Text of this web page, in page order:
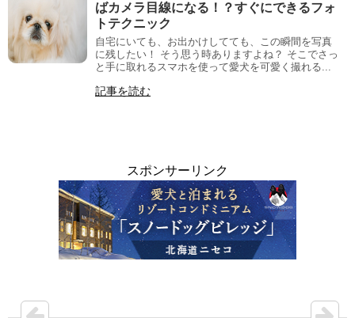
ばカメラ目線になる！？すぐにできるフォ
トテクニック
自宅にいても、お出かけしてても、この瞬間を写真
に残したい！ そう思う時ありますよね？ そこでさっ
と手に取れるスマホを使って愛犬を可愛く撮れる...
記事を読む
スポンサーリンク